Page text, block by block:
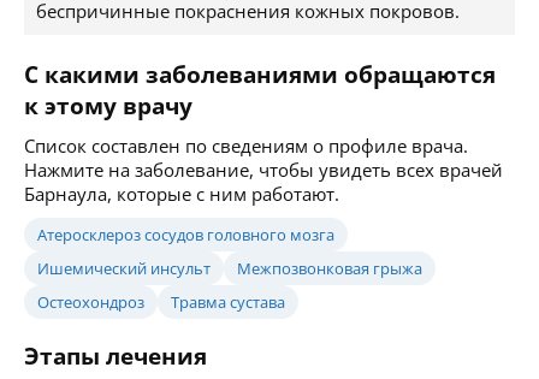
беспричинные покраснения кожных покровов.
С какими заболеваниями обращаются
к этому врачу
Список составлен по сведениям о профиле врача.
Нажмите на заболевание, чтобы увидеть всех врачей
Барнаула, которые с ним работают.
Атеросклероз сосудов головного мозга
Ишемический инсульт
Межпозвонковая грыжа
Остеохондроз
Травма сустава
Этапы лечения